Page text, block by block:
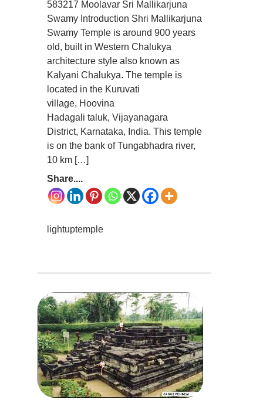
583217 Moolavar Sri Mallikarjuna
Swamy Introduction Shri Mallikarjuna
Swamy Temple is around 900 years
old, built in Western Chalukya
architecture style also known as
Kalyani Chalukya. The temple is
located in the Kuruvati
village, Hoovina
Hadagali taluk, Vijayanagara
District, Karnataka, India. This temple
is on the bank of Tungabhadra river,
10 km […]
Share....
lightuptemple